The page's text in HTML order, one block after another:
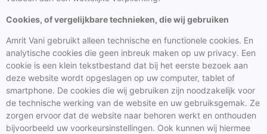
Cookies, of vergelijkbare technieken, die wij gebruiken
Amrit Vani gebruikt alleen technische en functionele cookies. En
analytische cookies die geen inbreuk maken op uw privacy. Een
cookie is een klein tekstbestand dat bij het eerste bezoek aan
deze website wordt opgeslagen op uw computer, tablet of
smartphone. De cookies die wij gebruiken zijn noodzakelijk voor
de technische werking van de website en uw gebruiksgemak. Ze
zorgen ervoor dat de website naar behoren werkt en onthouden
bijvoorbeeld uw voorkeursinstellingen. Ook kunnen wij hiermee